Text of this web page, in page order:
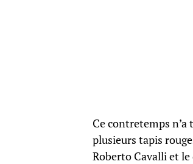
Ce contretemps
plusieurs tapis
Roberto Cavalli et